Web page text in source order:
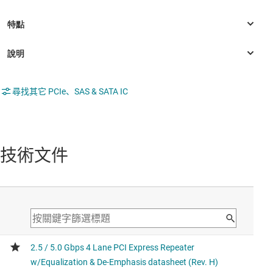
尋找其它 PCIe、SAS & SATA IC
技術文件